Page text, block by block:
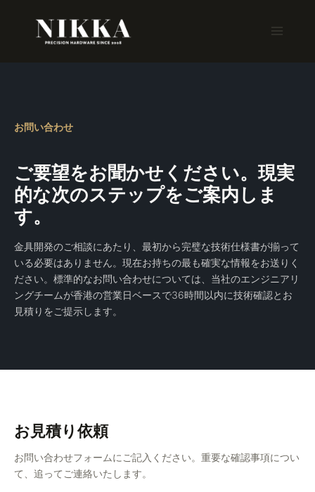
お問い合わせ
ご要望をお聞かせください。現実
的な次のステップをご案内しま
す。
金具開発のご相談にあたり、最初から完璧な技術仕様書が揃って
いる必要はありません。現在お持ちの最も確実な情報をお送りく
ださい。標準的なお問い合わせについては、当社のエンジニアリ
ングチームが香港の営業日ベースで36時間以内に技術確認とお
見積りをご提示します。
お見積り依頼
お問い合わせフォームにご記入ください。重要な確認事項につい
て、追ってご連絡いたします。